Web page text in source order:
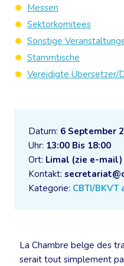
Datum: 6 September
Uhr: 13:00 Bis 18:00
Ort: Limal (zie e-mail)
Kontakt:
Kategorie: CBTI/
La Chambre belge des
serait tout simplement
Messen
Sektorkomitees
Sonstige
Stammtische
Vereidigte Übersetzer/